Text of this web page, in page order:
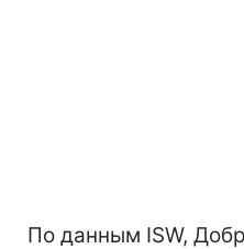
По данным ISW,